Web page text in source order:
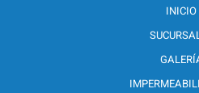
INICIO